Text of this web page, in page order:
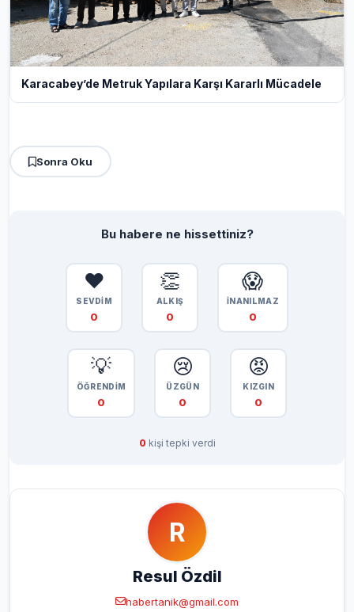
Karacabey’de Metruk Yapılara Karşı Kararlı Mücadele
Sonra Oku
Bu habere ne hissettiniz?
❤️
SEVDİM
0
👏
ALKIŞ
0
😱
İNANILMAZ
0
💡
ÖĞRENDİM
0
😢
ÜZGÜN
0
😡
KIZGIN
0
0 kişi tepki verdi
R
Resul Özdil
habertanik@gmail.com